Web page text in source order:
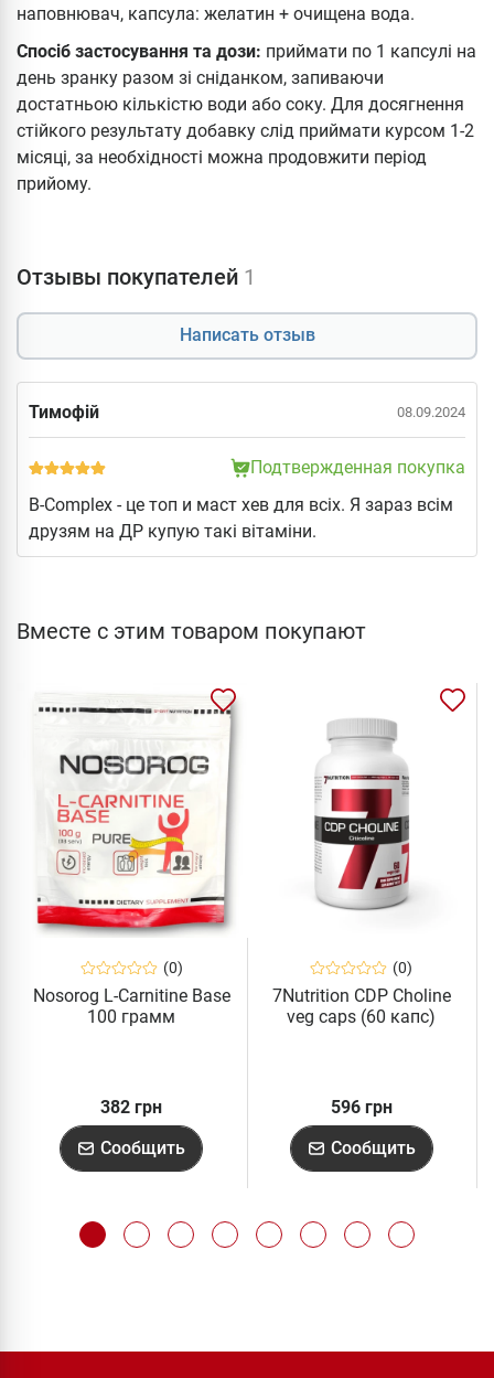
наповнювач, капсула: желатин + очищена вода.
Спосіб застосування та дози: приймати по 1 капсулі на
день зранку разом зі сніданком, запиваючи
достатньою кількістю води або соку. Для досягнення
стійкого результату добавку слід приймати курсом 1-2
місяці, за необхідності можна продовжити період
прийому.
Отзывы покупателей 1
Написать отзыв
Тимофій 08.09.2024
Подтвержденная покупка
B-Complex - це топ и маст хев для всіх. Я зараз всім
друзям на ДР купую такі вітаміни.
Вместе с этим товаром покупают
(0)
Nosorog L-Carnitine Base
100 грамм
382 грн
Сообщить
(0)
7Nutrition CDP Choline
veg caps (60 капс)
596 грн
Сообщить